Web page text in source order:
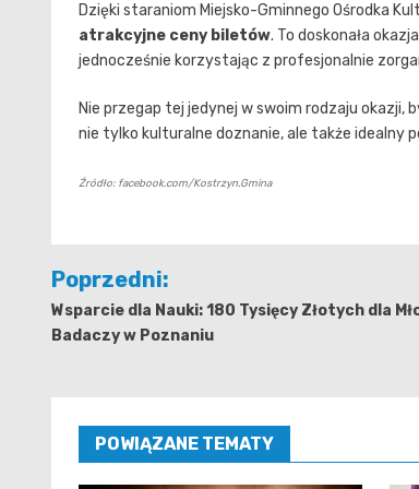
Dzięki staraniom Miejsko-Gminnego Ośrodka
atrakcyjne ceny biletów. To doskonała
jednocześnie korzystając z profesjonalnie
Nie przegap tej jedynej w swoim rodzaju okazji,
nie tylko kulturalne doznanie, ale także idealny
Źródło: facebook.com/Kostrzyn.Gmina
Nawigacja
wpisu
Poprzedni:
Wsparcie dla Nauki: 180 Tysięcy Złotych dla
Badaczy w Poznaniu
POWIĄZANE TEMATY